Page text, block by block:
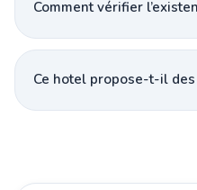
Comment vérifier
Ce hotel propose-t-il